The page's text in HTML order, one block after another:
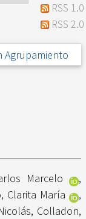
RSS 1.0
RSS 2.0
Agrupamiento
Marcelo
,
Clarita María
,
, Colladon,